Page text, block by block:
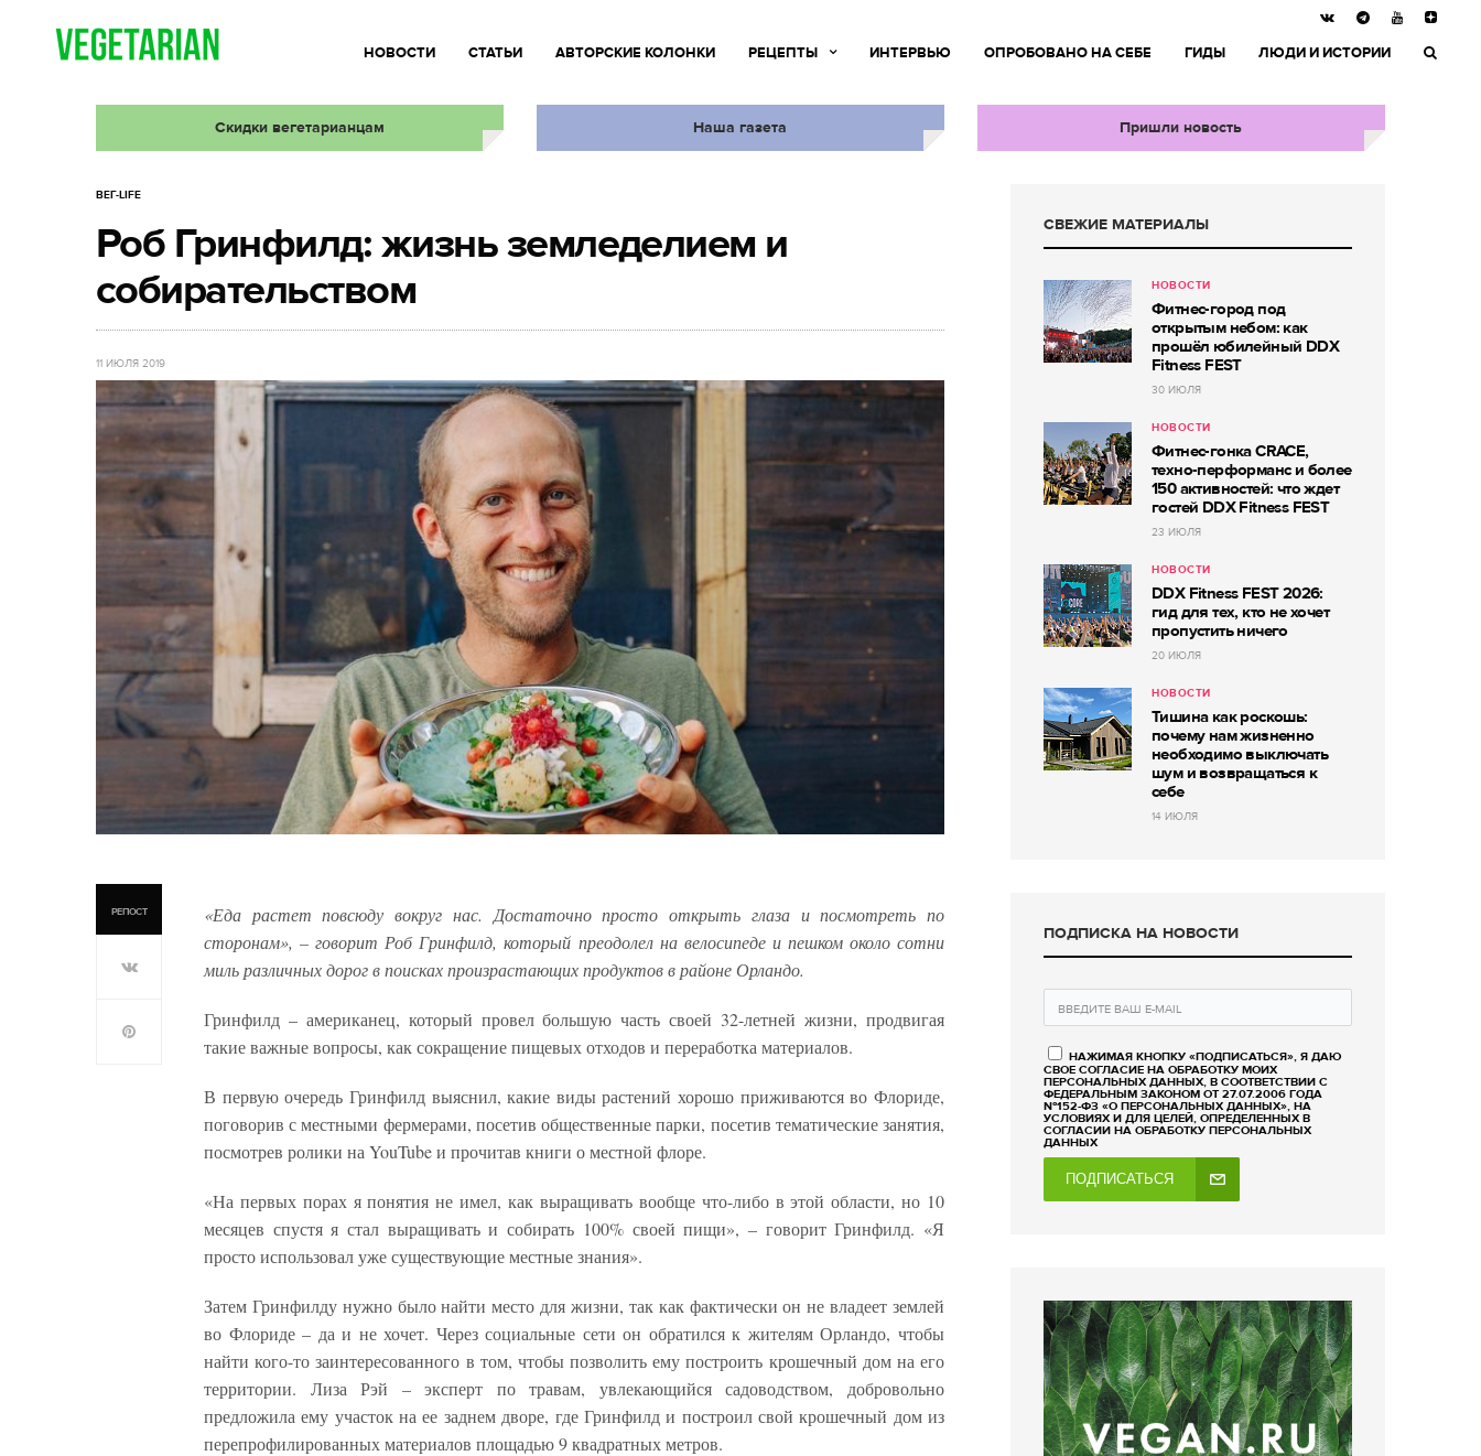
НОВОСТИ СТАТЬИ АВТОРСКИЕ КОЛОНКИ РЕЦЕПТЫ ИНТЕРВЬЮ ОПРОБОВАНО НА СЕБЕ ГИДЫ ЛЮДИ И ИСТОРИИ
Скидки вегетарианцам Наша газета Пришли новость
ВЕГ-LIFE
Роб Гринфилд: жизнь земледелием и
собирательством
11 ИЮЛЯ 2019
РЕПОСТ
«Еда растет повсюду вокруг нас. Достаточно просто открыть глаза и посмотреть по
сторонам», – говорит Роб Гринфилд, который преодолел на велосипеде и пешком около сотни
миль различных дорог в поисках произрастающих продуктов в районе Орландо.
Гринфилд – американец, который провел большую часть своей 32-летней жизни, продвигая
такие важные вопросы, как сокращение пищевых отходов и переработка материалов.
В первую очередь Гринфилд выяснил, какие виды растений хорошо приживаются во Флориде,
поговорив с местными фермерами, посетив общественные парки, посетив тематические занятия,
посмотрев ролики на YouTube и прочитав книги о местной флоре.
«На первых порах я понятия не имел, как выращивать вообще что-либо в этой области, но 10
месяцев спустя я стал выращивать и собирать 100% своей пищи», – говорит Гринфилд. «Я
просто использовал уже существующие местные знания».
Затем Гринфилду нужно было найти место для жизни, так как фактически он не владеет землей
во Флориде – да и не хочет. Через социальные сети он обратился к жителям Орландо, чтобы
найти кого-то заинтересованного в том, чтобы позволить ему построить крошечный дом на его
территории. Лиза Рэй – эксперт по травам, увлекающийся садоводством, добровольно
предложила ему участок на ее заднем дворе, где Гринфилд и построил свой крошечный дом из
перепрофилированных материалов площадью 9 квадратных метров.
СВЕЖИЕ МАТЕРИАЛЫ
НОВОСТИ
Фитнес-город под
открытым небом: как
прошёл юбилейный DDX
Fitness FEST
30 ИЮЛЯ
НОВОСТИ
Фитнес-гонка CRACE,
техно-перформанс и более
150 активностей: что ждет
гостей DDX Fitness FEST
23 ИЮЛЯ
НОВОСТИ
DDX Fitness FEST 2026:
гид для тех, кто не хочет
пропустить ничего
20 ИЮЛЯ
НОВОСТИ
Тишина как роскошь:
почему нам жизненно
необходимо выключать
шум и возвращаться к
себе
14 ИЮЛЯ
ПОДПИСКА НА НОВОСТИ
НАЖИМАЯ КНОПКУ «ПОДПИСАТЬСЯ», Я ДАЮ
СВОЕ СОГЛАСИЕ НА ОБРАБОТКУ МОИХ
ПЕРСОНАЛЬНЫХ ДАННЫХ, В СООТВЕТСТВИИ С
ФЕДЕРАЛЬНЫМ ЗАКОНОМ ОТ 27.07.2006 ГОДА
№152-ФЗ «О ПЕРСОНАЛЬНЫХ ДАННЫХ», НА
УСЛОВИЯХ И ДЛЯ ЦЕЛЕЙ, ОПРЕДЕЛЕННЫХ В
СОГЛАСИИ НА ОБРАБОТКУ ПЕРСОНАЛЬНЫХ
ДАННЫХ
ПОДПИСАТЬСЯ